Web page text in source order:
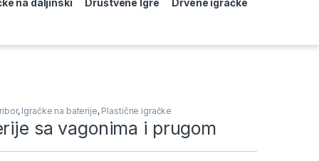
na daljinski
Društvene Igre Drvene igračke
, Igračke na baterije, Plastične igračke
sa vagonima i prugom